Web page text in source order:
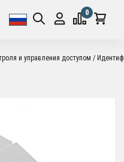
0
и управления доступом